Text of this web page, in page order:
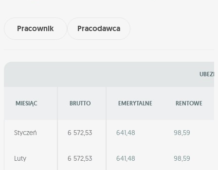
Pracownik Pracodawca
MIESIĄC BRUTTO EMERYTALNE RENTOWE
Styczeń 6 572,53 641,48 98,59
Luty 6 572,53 641,48 98,59